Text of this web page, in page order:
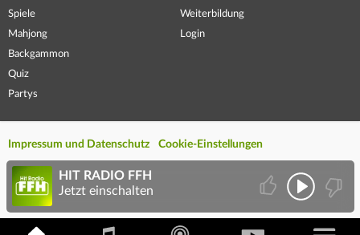
Spiele
Mahjong
Backgammon
Quiz
Partys
Weiterbildung
Login
Impressum und Datenschutz Cookie-Einstellungen
HIT RADIO FFH
Jetzt einschalten